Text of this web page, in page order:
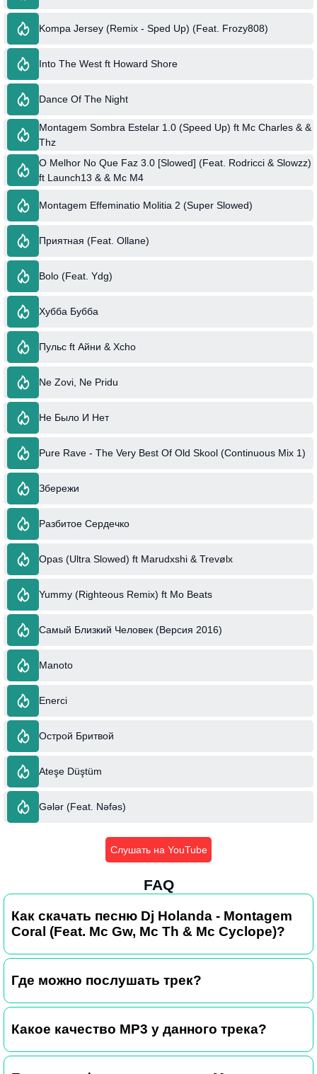
Kompa Jersey (Remix - Sped Up) (Feat. Frozy808)
Into The West ft Howard Shore
Dance Of The Night
Montagem Sombra Estelar 1.0 (Speed Up) ft Mc Charles & &
Thz
O Melhor No Que Faz 3.0 [Slowed] (Feat. Rodricci & Slowzz)
ft Launch13 & & Mc M4
Montagem Effeminatio Molitia 2 (Super Slowed)
Приятная (Feat. Ollane)
Bolo (Feat. Ydg)
Хубба Бубба
Пульс ft Айни & Xcho
Ne Zovi, Ne Pridu
Не Было И Нет
Pure Rave - The Very Best Of Old Skool (Continuous Mix 1)
Збережи
Разбитое Сердечко
Opas (Ultra Slowed) ft Marudxshi & Trevølx
Yummy (Righteous Remix) ft Mo Beats
Самый Близкий Человек (Версия 2016)
Manoto
Enerci
Острой Бритвой
Ateşe Düştüm
Gələr (Feat. Nəfəs)
Слушать на YouTube
FAQ
Как скачать песню Dj Holanda - Montagem
Coral (Feat. Mc Gw, Mc Th & Mc Cyclope)?
Где можно послушать трек?
Какое качество MP3 у данного трека?